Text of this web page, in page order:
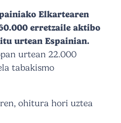
Elkartearen
erretzaile aktibo
urtean Espainian.
urtean 22.000
tabakismo
ohitura hori uztea